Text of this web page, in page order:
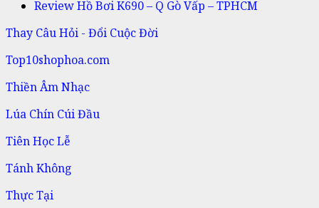
Review Hồ Bơi K690 – Q Gò Vấp – TPHCM
Thay Câu Hỏi - Đổi Cuộc Đời
Top10shophoa.com
Thiền Âm Nhạc
Lúa Chín Cúi Đầu
Tiên Học Lễ
Tánh Không
Thực Tại